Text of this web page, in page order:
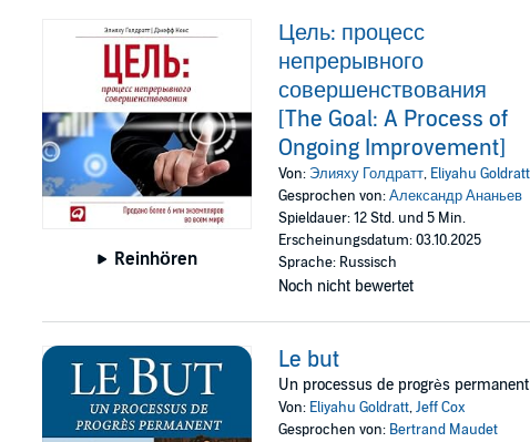
Reinhören
Цель: процесс
непрерывного
совершенствования
[The Goal: A Process of
Ongoing Improvement]
Von: Элияху Голдратт, Eliyahu Goldratt
Gesprochen von:Александр Ананьев
Spieldauer: 12 Std. und 5 Min.
Erscheinungsdatum: 03.10.2025
Sprache: Russisch
Noch nicht bewertet
Le but
Un processus de progrès permanent
Von: Eliyahu Goldratt,Jeff Cox
Gesprochen von: Bertrand Maudet